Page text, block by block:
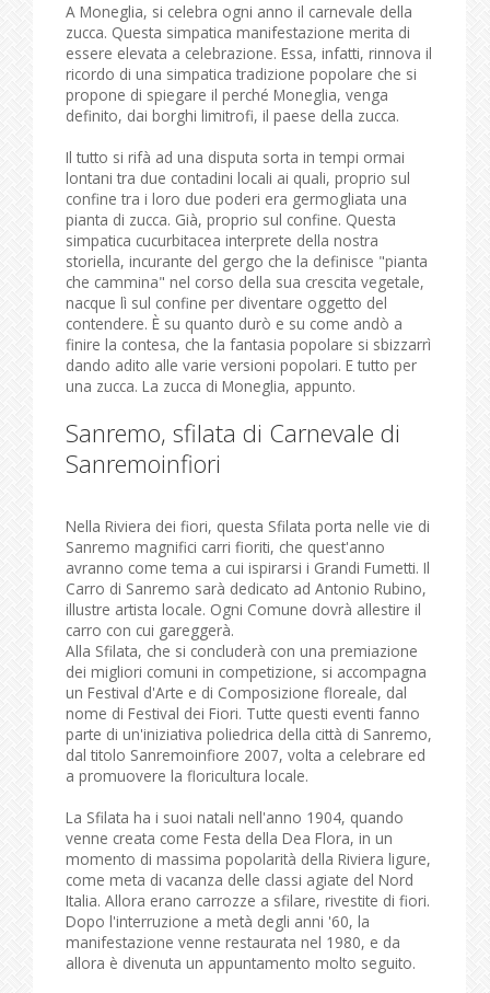
A Moneglia, si celebra ogni anno il carnevale della
zucca. Questa simpatica manifestazione merita di
essere elevata a celebrazione. Essa, infatti, rinnova il
ricordo di una simpatica tradizione popolare che si
propone di spiegare il perché Moneglia, venga
definito, dai borghi limitrofi, il paese della zucca.
Il tutto si rifà ad una disputa sorta in tempi ormai
lontani tra due contadini locali ai quali, proprio sul
confine tra i loro due poderi era germogliata una
pianta di zucca. Già, proprio sul confine. Questa
simpatica cucurbitacea interprete della nostra
storiella, incurante del gergo che la definisce "pianta
che cammina" nel corso della sua crescita vegetale,
nacque lì sul confine per diventare oggetto del
contendere. È su quanto durò e su come andò a
finire la contesa, che la fantasia popolare si sbizzarrì
dando adito alle varie versioni popolari. E tutto per
una zucca. La zucca di Moneglia, appunto.
Sanremo, sfilata di Carnevale di
Sanremoinfiori
Nella Riviera dei fiori, questa Sfilata porta nelle vie di
Sanremo magnifici carri fioriti, che quest'anno
avranno come tema a cui ispirarsi i Grandi Fumetti. Il
Carro di Sanremo sarà dedicato ad Antonio Rubino,
illustre artista locale. Ogni Comune dovrà allestire il
carro con cui gareggerà.
Alla Sfilata, che si concluderà con una premiazione
dei migliori comuni in competizione, si accompagna
un Festival d'Arte e di Composizione floreale, dal
nome di Festival dei Fiori. Tutte questi eventi fanno
parte di un'iniziativa poliedrica della città di Sanremo,
dal titolo Sanremoinfiore 2007, volta a celebrare ed
a promuovere la floricultura locale.
La Sfilata ha i suoi natali nell'anno 1904, quando
venne creata come Festa della Dea Flora, in un
momento di massima popolarità della Riviera ligure,
come meta di vacanza delle classi agiate del Nord
Italia. Allora erano carrozze a sfilare, rivestite di fiori.
Dopo l'interruzione a metà degli anni '60, la
manifestazione venne restaurata nel 1980, e da
allora è divenuta un appuntamento molto seguito.